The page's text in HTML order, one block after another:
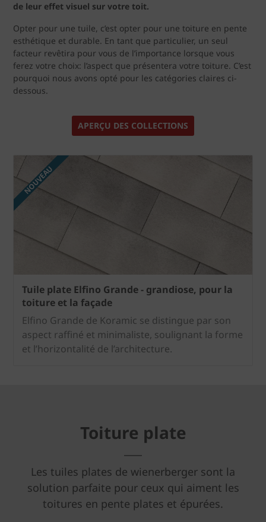
de leur effet visuel sur votre toit.
Opter pour une tuile, c’est opter pour une toiture en pente
esthétique et durable. En tant que particulier, un seul
facteur revêtira pour vous de l’importance lorsque vous
ferez votre choix: l’aspect que présentera votre toiture. C’est
pourquoi nous avons opté pour les catégories claires ci-
dessous.
APERÇU DES COLLECTIONS
Tuile plate Elfino Grande - grandiose, pour la
toiture et la façade
Elfino Grande de Koramic se distingue par son
aspect raffiné et minimaliste, soulignant la forme
et l’horizontalité de l’architecture.
NOUVEAU
Toiture plate
Les tuiles plates de wienerberger sont la
solution parfaite pour ceux qui aiment les
toitures en pente plates et épurées.